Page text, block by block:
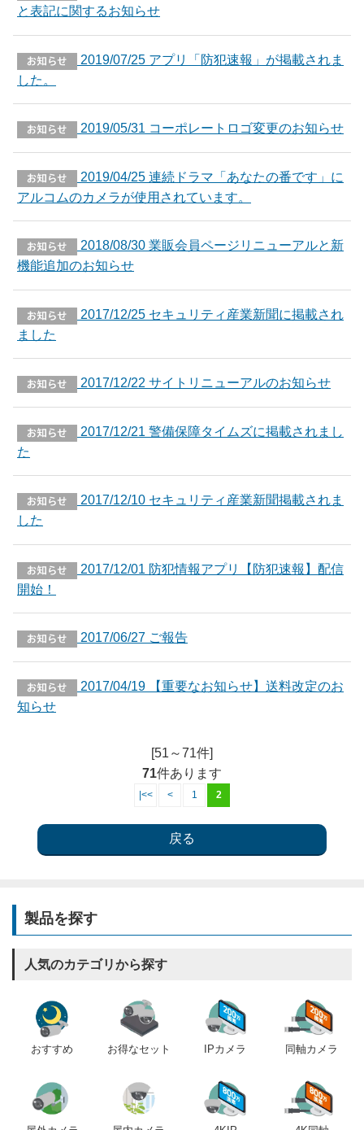
と表記に関するお知らせ
2019/07/25 アプリ「防犯速報」が掲載されま
した。
2019/05/31 コーポレートロゴ変更のお知らせ
2019/04/25 連続ドラマ「あなたの番です」に
アルコムのカメラが使用されています。
2018/08/30 業販会員ページリニューアルと新
機能追加のお知らせ
2017/12/25 セキュリティ産業新聞に掲載され
ました
2017/12/22 サイトリニューアルのお知らせ
2017/12/21 警備保障タイムズに掲載されまし
た
2017/12/10 セキュリティ産業新聞掲載されま
した
2017/12/01 防犯情報アプリ【防犯速報】配信
開始！
2017/06/27 ご報告
2017/04/19 【重要なお知らせ】送料改定のお
知らせ
[51～71件]
71件あります
|<< < 1 2
製品を探す
人気のカテゴリから探す
おすすめ お得なセット IPカメラ 同軸カメラ